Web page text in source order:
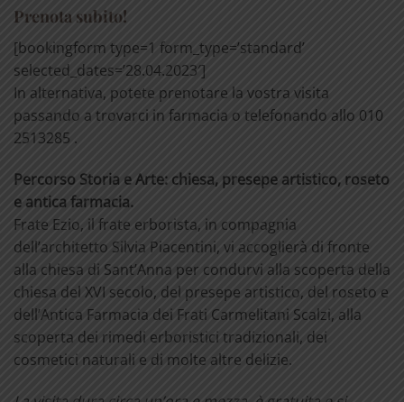
Prenota subito!
[bookingform type=1 form_type=’standard’
selected_dates=’28.04.2023′]
In alternativa, potete prenotare la vostra visita
passando a trovarci in farmacia o telefonando allo 010
2513285 .
Percorso Storia e Arte: chiesa, presepe artistico, roseto
e antica farmacia.
Frate Ezio, il frate erborista, in compagnia
dell’architetto Silvia Piacentini, vi accoglierà di fronte
alla chiesa di Sant’Anna per condurvi alla scoperta della
chiesa del XVI secolo, del presepe artistico, del roseto e
dell’Antica Farmacia dei Frati Carmelitani Scalzi, alla
scoperta dei rimedi erboristici tradizionali, dei
cosmetici naturali e di molte altre delizie.